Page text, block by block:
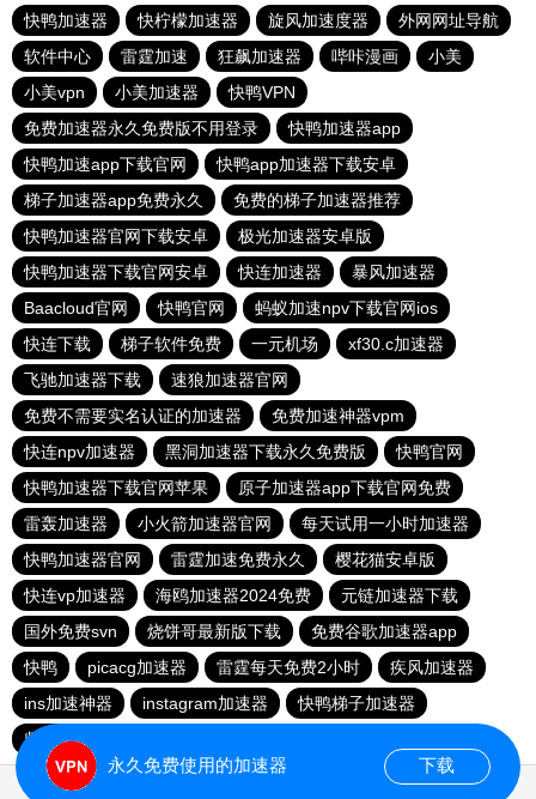
快鸭加速器
快柠檬加速器 旋风加速度器
外网网址导航
软件中心
雷霆加速 狂飙加速器 哔咔漫画
小美
小美vpn
小美加速器
快鸭VPN
免费加速器永久免费版不用登录
快鸭加速器app
快鸭加速app下载官网
快鸭app加速器下载安卓
梯子加速器app免费永久
免费的梯子加速器推荐
快鸭加速器官网下载安卓
极光加速器安卓版
快鸭加速器下载官网安卓
快连加速器
暴风加速器
Baacloud官网
快鸭官网
蚂蚁加速npv下载官网ios
快连下载
梯子软件免费 一元机场
xf30.c加速器
飞驰加速器下载
速狼加速器官网
免费不需要实名认证的加速器
免费加速神器vpm
快连npv加速器
黑洞加速器下载永久免费版
快鸭官网
快鸭加速器下载官网苹果
原子加速器app下载官网免费
雷轰加速器
小火箭加速器官网
每天试用一小时加速器
快鸭加速器官网
雷霆加速免费永久
樱花猫安卓版
快连vp加速器
海鸥加速器2024免费
元链加速器下载
国外免费svn
烧饼哥最新版下载
免费谷歌加速器app
快鸭
picacg加速器 雷霆每天免费2小时
疾风加速器
ins加速神器
instagram加速器
快鸭梯子加速器
坚果加速器
永久免费使用的加速器 下载